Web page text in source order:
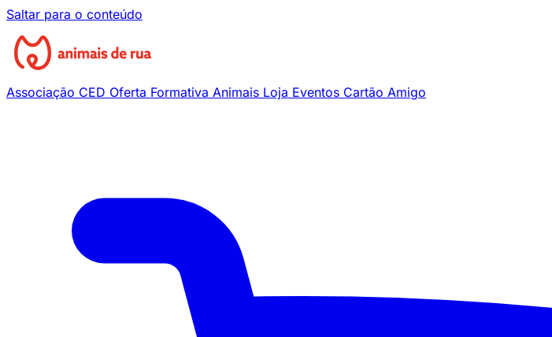
Saltar para o conteúdo
Associação CED Oferta Formativa Animais Loja Eventos Cartão Amigo